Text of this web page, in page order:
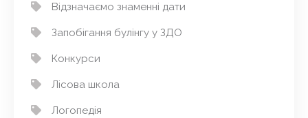
Відзначаємо знаменні дати
Запобігання булінгу у ЗДО
Конкурси
Лісова школа
Логопедія